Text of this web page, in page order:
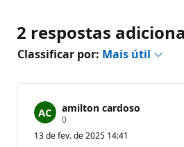
2 respostas
Classificar por: Mais útil
amilton cardoso
0P
n
13 de fev. de 2025 14:41